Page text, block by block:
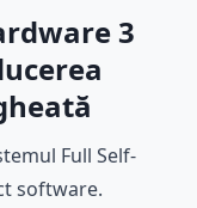
3
Full Self-
software.